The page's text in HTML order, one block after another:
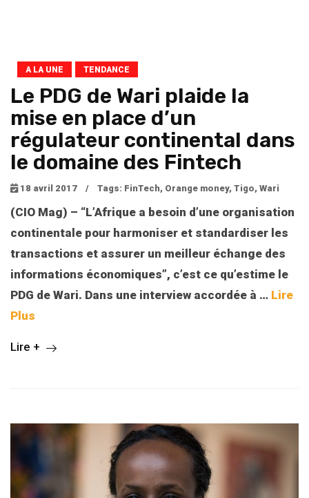
A LA UNE TENDANCE
Le PDG de Wari plaide la
mise en place d’un
régulateur continental dans
le domaine des Fintech
18 avril 2017 / Tags: FinTech, Orange money, Tigo, Wari
(CIO Mag) – “L’Afrique a besoin d’une organisation
continentale pour harmoniser et standardiser les
transactions et assurer un meilleur échange des
informations économiques”, c’est ce qu’estime le
PDG de Wari. Dans une interview accordée à … Lire
Plus
Lire +